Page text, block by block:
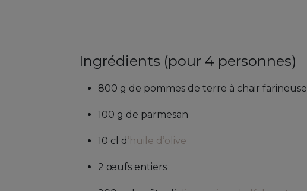
Ingrédients (pour 4 personnes)
800 g de pommes de terre à chair farineuse
100 g de parmesan
10 cl d ’huile d’olive
2 œufs entiers